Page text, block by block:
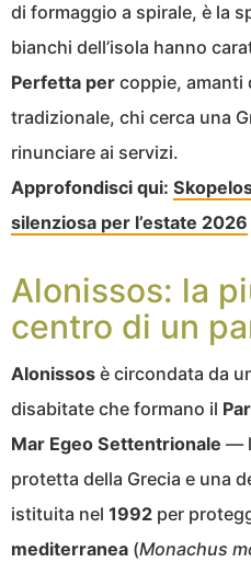
di formaggio a spirale, è la
bianchi dell’isola hanno
Perfetta per coppie, amanti
tradizionale, chi cerca una
rinunciare ai servizi.
Approfondisci qui:
silenziosa per l’estate 2026
Alonissos: la
centro di un
Alonissos è circondata da
disabitate che formano il
Mar Egeo Settentrionale —
protetta della Grecia e una
istituita nel 1992 per
mediterranea (Monachus